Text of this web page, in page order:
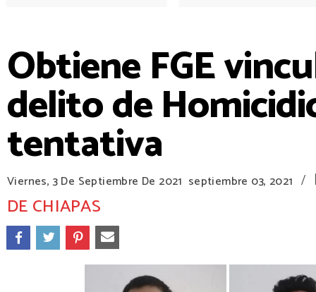
Obtiene FGE
delito de
tentativa
Viernes, 3 De Septiembre De 2021 septiembre 03, 2021 /
DE CHIAPAS